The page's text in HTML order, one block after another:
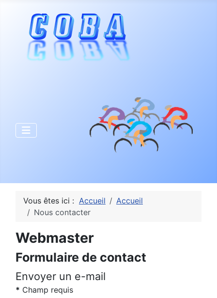
Vous êtes ici : Accueil
Accueil
Nous contacter
Webmaster
Formulaire de contact
Envoyer un e-mail
* Champ requis